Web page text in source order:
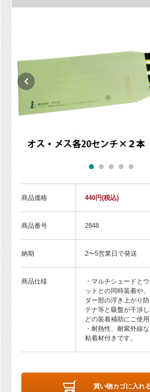
商品価格 440円(税込)
商品番号 2848
納期 2〜5営業日で発送
商品仕様
・マルチシェードと
ットとの同時装着や
ダー部の浮き上がり
テナ等と吸盤が干渉
どの装着補助にご使用
・耐熱性、耐紫外線
粘着材付きです。
買い物カゴに入れ